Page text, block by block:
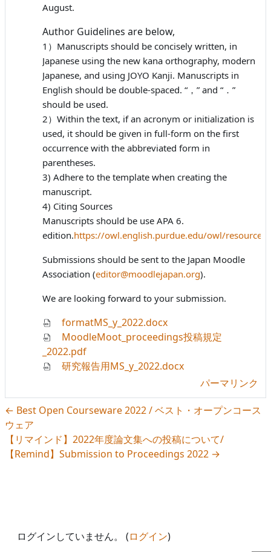
August.
Author Guidelines are below,
1）Manuscripts should be concisely written, in
Japanese using the new kana orthography, modern
Japanese, and using JOYO Kanji. Manuscripts in
English should be double-spaced. “，” and “．”
should be used.
2）Within the text, if an acronym or initialization is
used, it should be given in full-form on the first
occurrence with the abbreviated form in
parentheses.
3) Adhere to the template when creating the
manuscript.
4) Citing Sources
Manuscripts should be use APA 6.
edition.https://owl.english.purdue.edu/owl/resource/
Submissions should be sent to the Japan Moodle
Association (editor@moodlejapan.org).
We are looking forward to your submission.
formatMS_y_2022.docx
MoodleMoot_proceedings投稿規定
_2022.pdf
研究報告用MS_y_2022.docx
パーマリンク
← Best Open Courseware 2022 / ベスト・オープンコース
ウェア
【リマインド】2022年度論文集への投稿について/
【Remind】Submission to Proceedings 2022 →
ログインしていません。 (ログイン)